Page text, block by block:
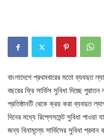
বাংলাদেশে প্রথমবারের মতো ব্যবহৃত
বছরের ফ্রি সার্ভিস সুবিধা দিচ্ছে
প্রতিষ্ঠানটি থেকে ক্রয় করা ব্যবহৃত
দিনের মধ্যে রিপ্লেসমেন্ট সুবিধা পাওয়া
জন্য বিনামূল্যে সার্ভিসের সুবিধা প্রদান